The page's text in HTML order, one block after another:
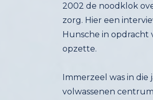
2002 de noodklok
zorg. Hier een
Hunsche in opdracht
opzette.
Immerzeel was in
volwassenen